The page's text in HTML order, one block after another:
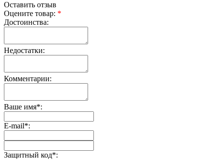
Оставить отзыв
Оцените товар: *
Достоинства:
Недостатки:
Комментарии:
Ваше имя*:
E-mail*:
Защитный код*: